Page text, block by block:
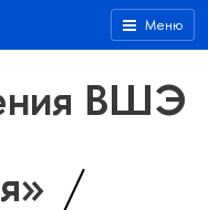
Меню
ВШЭ